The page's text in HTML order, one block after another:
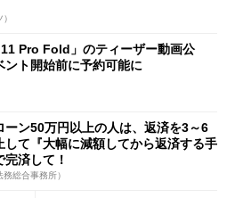
11 Pro Fold」のティーザー動画公
ト開始前に予約可能に
ーン50万円以上の人は、返済を3～6
して『大幅に減額してから返済する手
完済して！
総合事務所）